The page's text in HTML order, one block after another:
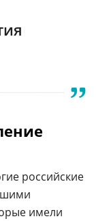
российские
имели